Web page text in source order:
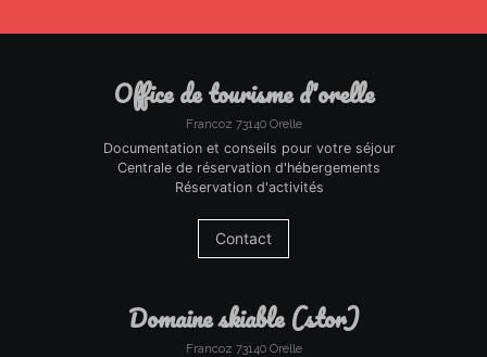
office de tourisme d'orelle
Francoz 73140 Orelle
Documentation et conseils pour votre séjour
Centrale de réservation d'hébergements
Réservation d'activités
Contact
domaine skiable (stor)
Francoz 73140 Orelle